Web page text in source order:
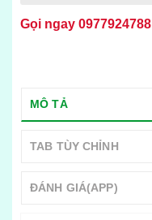
Gọi ngay 0977924788
MÔ TẢ
TAB TÙY CHỈNH
ĐÁNH GIÁ(APP)